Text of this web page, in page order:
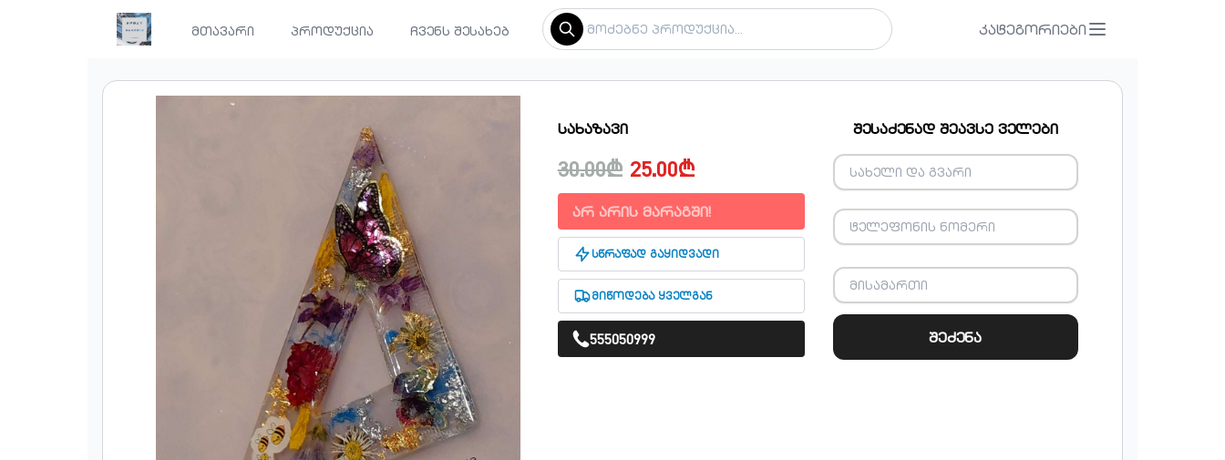
მთავარი პროდუქცია ჩვენს შესახებ კატეგორიები
სახაზავი
30.00₾25.00₾
არ არის მარაგში!
სწრაფად გაყიდვადი
მიწოდება ყველგან
555050999
შესაძენად შეავსე ველები
შეძენა